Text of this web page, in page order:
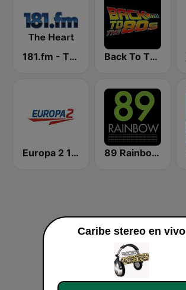
181.fm - The Heart (Love Songs) Back To The 80's Radio
Europa 2 104.8 FM 89 Rainbow FM
Caribe stereo en vivo